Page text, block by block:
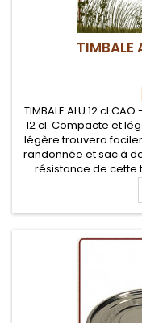
TIMBALE
TIMBALE ALU 12 cl
12 cl. Compacte et
légère trouvera
randonnée et sac à
résistance de cette